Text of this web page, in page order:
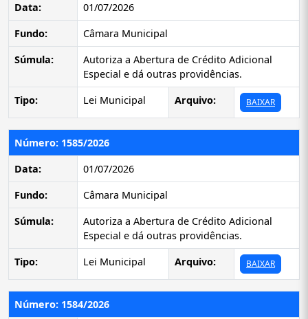
Data:
01/07/2026
Fundo:
Câmara Municipal
Súmula:
Autoriza a Abertura de Crédito Adicional
Especial e dá outras providências.
Tipo:
Lei Municipal Arquivo: BAIXAR
Número: 1585/2026
Data:
01/07/2026
Fundo:
Câmara Municipal
Súmula:
Autoriza a Abertura de Crédito Adicional
Especial e dá outras providências.
Tipo:
Lei Municipal Arquivo: BAIXAR
Número: 1584/2026